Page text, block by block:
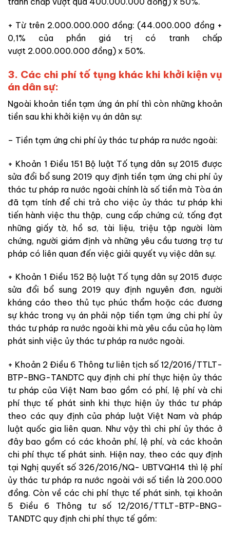
+ Từ trên 2.000.000.000 đồng: (44.000.000 đồng +
0,1% của phần giá trị có tranh chấp
vượt 2.000.000.000 đồng) x 50%.
3. Các chi phí tố tụng khác khi khởi kiện vụ
án dân sự:
Ngoài khoản tiền tạm ứng án phí thì còn những khoản
tiền sau khi khởi kiện vụ án dân sự:
– Tiền tạm ứng chi phí ủy thác tư pháp ra nước ngoài:
+ Khoản 1 Điều 151 Bộ luật Tố tụng dân sự 2015 được
sửa đổi bổ sung 2019 quy định tiền tạm ứng chi phí ủy
thác tư pháp ra nước ngoài chính là số tiền mà Tòa án
đã tạm tính để chi trả cho việc ủy thác tư pháp khi
tiến hành việc thu thập, cung cấp chứng cứ, tống đạt
những giấy tờ, hồ sơ, tài liệu, triệu tập người làm
chứng, người giám định và những yêu cầu tương trợ tư
pháp có liên quan đến việc giải quyết vụ việc dân sự.
+ Khoản 1 Điều 152 Bộ luật Tố tụng dân sự 2015 được
sửa đổi bổ sung 2019 quy định nguyên đơn, người
kháng cáo theo thủ tục phúc thẩm hoặc các đương
sự khác trong vụ án phải nộp tiền tạm ứng chi phí ủy
thác tư pháp ra nước ngoài khi mà yêu cầu của họ làm
phát sinh việc ủy thác tư pháp ra nước ngoài.
+ Khoản 2 Điều 6 Thông tư liên tịch số 12/2016/TTLT-
BTP-BNG-TANDTC quy định chi phí thực hiện ủy thác
tư pháp của Việt Nam bao gồm có phí, lệ phí và chi
phí thực tế phát sinh khi thực hiện ủy thác tư pháp
theo các quy định của pháp luật Việt Nam và pháp
luật quốc gia liên quan. Như vậy thì chi phí ủy thác ở
đây bao gồm có các khoản phí, lệ phí, và các khoản
chi phí thực tế phát sinh. Hiện nay, theo các quy định
tại Nghị quyết số 326/2016/NQ- UBTVQH14 thì lệ phí
ủy thác tư pháp ra nước ngoài với số tiền là 200.000
đồng. Còn về các chi phí thực tế phát sinh, tại khoản
5 Điều 6 Thông tư số 12/2016/TTLT-BTP-BNG-
TANDTC quy định chi phí thực tế gồm: